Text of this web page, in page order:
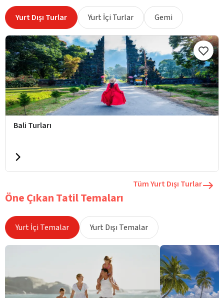
Yurt Dışı Turlar Yurt İçi Turlar Gemi
Bali Turları
Tüm Yurt Dışı Turlar
Öne Çıkan Tatil Temaları
Yurt İçi Temalar Yurt Dışı Temalar